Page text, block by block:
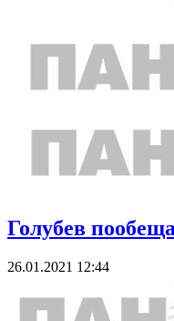
Голубев
26.01.2021 12:44